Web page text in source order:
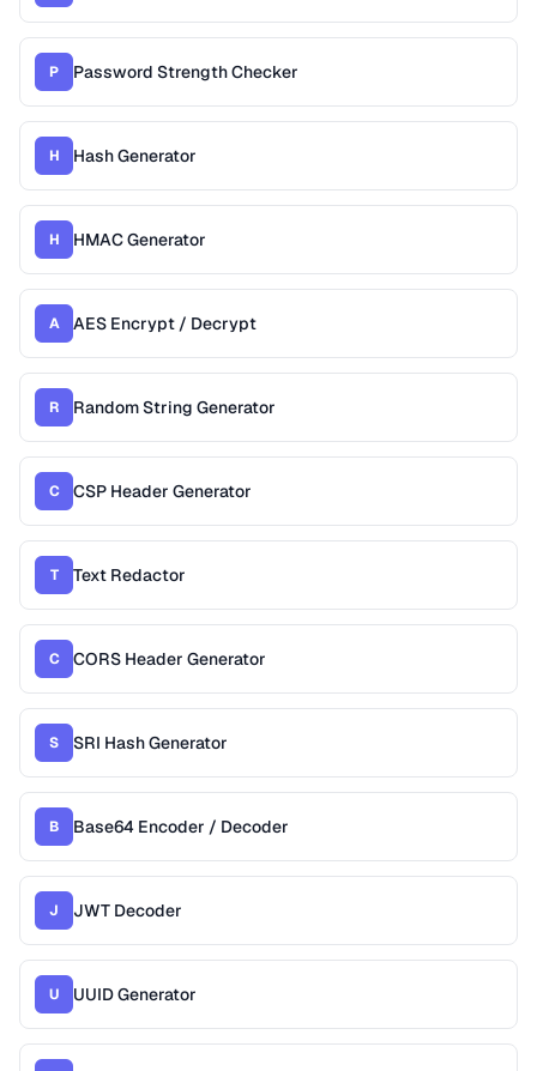
P Password Strength Checker
H Hash Generator
H HMAC Generator
A AES Encrypt / Decrypt
R Random String Generator
C CSP Header Generator
T Text Redactor
C CORS Header Generator
S SRI Hash Generator
B Base64 Encoder / Decoder
J JWT Decoder
U UUID Generator